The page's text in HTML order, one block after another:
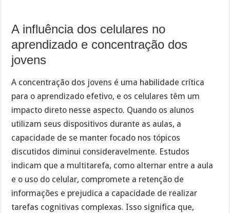
A influência dos celulares no
aprendizado e concentração dos
jovens
A concentração dos jovens é uma habilidade crítica
para o aprendizado efetivo, e os celulares têm um
impacto direto nesse aspecto. Quando os alunos
utilizam seus dispositivos durante as aulas, a
capacidade de se manter focado nos tópicos
discutidos diminui consideravelmente. Estudos
indicam que a multitarefa, como alternar entre a aula
e o uso do celular, compromete a retenção de
informações e prejudica a capacidade de realizar
tarefas cognitivas complexas. Isso significa que,